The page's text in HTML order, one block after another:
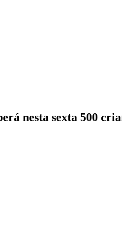
nesta sexta 500